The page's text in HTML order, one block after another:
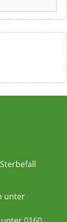
unter